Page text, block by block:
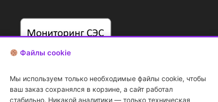
Файлы cookie
Мы используем только необходимые файлы cookie, чтобы
ваш заказ сохранялся в корзине, а сайт работал
стабильно. Никакой аналитики — только техническая